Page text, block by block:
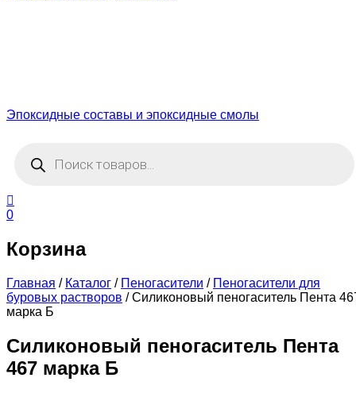
Эпоксидные составы и эпоксидные смолы
товаров
0
Корзина
Главная / Каталог / Пеногасители / Пеногасители для
буровых растворов /Силиконовый пеногаситель Пента
марка Б
Силиконовый пеногаситель Пента
467 марка Б